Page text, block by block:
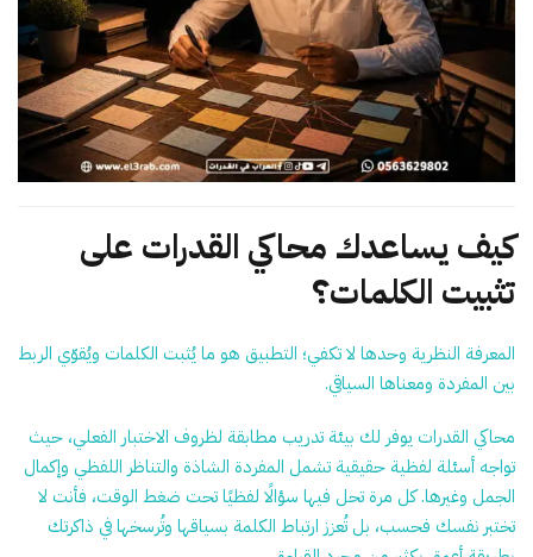
كيف يساعدك محاكي القدرات على
تثبيت الكلمات؟
المعرفة النظرية وحدها لا تكفي؛ التطبيق هو ما يُثبت الكلمات ويُقوّي الربط
بين المفردة ومعناها السياقي.
محاكي القدرات يوفر لك بيئة تدريب مطابقة لظروف الاختبار الفعلي، حيث
تواجه أسئلة لفظية حقيقية تشمل المفردة الشاذة والتناظر اللفظي وإكمال
الجمل وغيرها. كل مرة تحل فيها سؤالًا لفظيًا تحت ضغط الوقت، فأنت لا
تختبر نفسك فحسب، بل تُعزز ارتباط الكلمة بسياقها وتُرسخها في ذاكرتك